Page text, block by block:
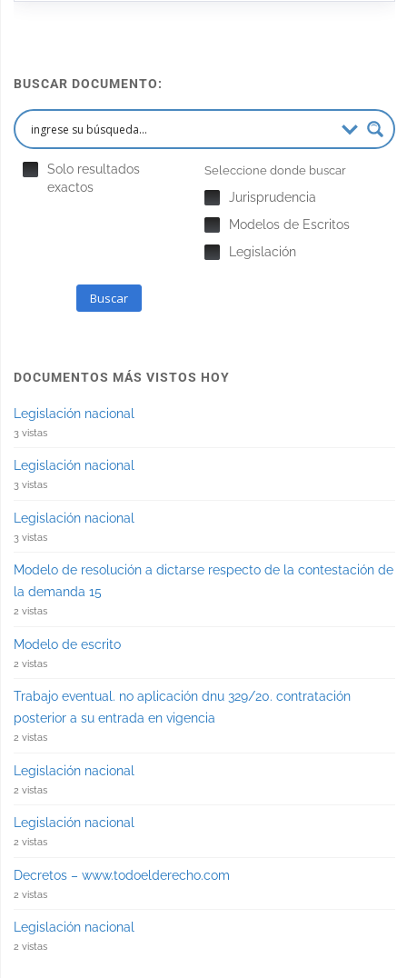
BUSCAR DOCUMENTO:
Solo resultados
exactos
Seleccione donde buscar
Jurisprudencia
Modelos de Escritos
Legislación
Buscar
DOCUMENTOS MÁS VISTOS HOY
Legislación nacional
3 vistas
Legislación nacional
3 vistas
Legislación nacional
3 vistas
Modelo de resolución a dictarse respecto de la contestación de
la demanda 15
2 vistas
Modelo de escrito
2 vistas
Trabajo eventual. no aplicación dnu 329/20. contratación
posterior a su entrada en vigencia
2 vistas
Legislación nacional
2 vistas
Legislación nacional
2 vistas
Decretos – www.todoelderecho.com
2 vistas
Legislación nacional
2 vistas